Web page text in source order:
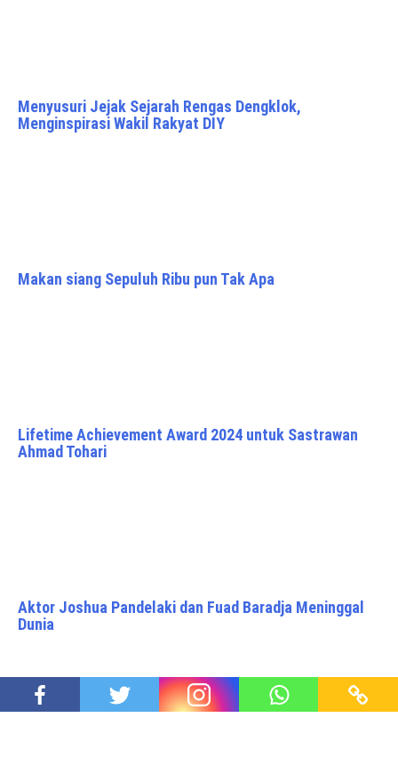
Menyusuri Jejak Sejarah Rengas Dengklok,
Menginspirasi Wakil Rakyat DIY
Makan siang Sepuluh Ribu pun Tak Apa
Lifetime Achievement Award 2024 untuk Sastrawan
Ahmad Tohari
Aktor Joshua Pandelaki dan Fuad Baradja Meninggal
Dunia